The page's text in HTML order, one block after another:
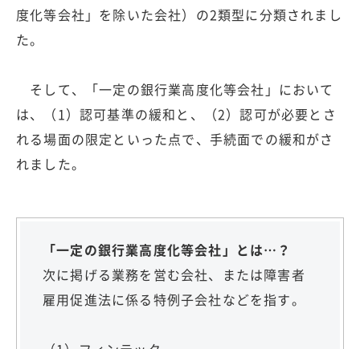
度化等会社」を除いた会社）の2類型に分類されまし
た。
そして、「一定の銀行業高度化等会社」において
は、（1）認可基準の緩和と、（2）認可が必要とさ
れる場面の限定といった点で、手続面での緩和がさ
れました。
「一定の銀行業高度化等会社」とは…？
次に掲げる業務を営む会社、または障害者
雇用促進法に係る特例子会社などを指す。